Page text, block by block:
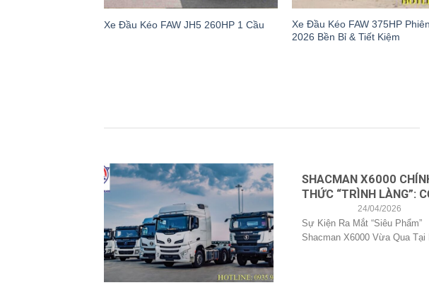
Xe Đầu Kéo FAW JH5 260HP 1 Cầu
Xe Đầu Kéo FAW 375HP
2026 Bền Bỉ & Tiết Kiệm
SHACMAN X6000
THỨC “TRÌNH LÀNG”:
MỐC MỚI CHO PHÂN
ĐẦU KÉO CAO CẤP TẠI
NAM
24/04/2026
Sự Kiện Ra Mắt “siêu Phẩm”
Shacman X6000 Vừa Qua Tại